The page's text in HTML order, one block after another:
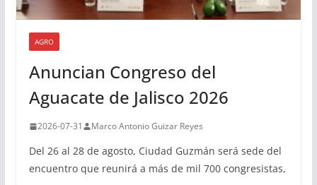
AGRO
Anuncian Congreso del
Aguacate de Jalisco 2026
2026-07-31 Marco Antonio Guizar Reyes
Del 26 al 28 de agosto, Ciudad Guzmán será sede del
encuentro que reunirá a más de mil 700 congresistas,